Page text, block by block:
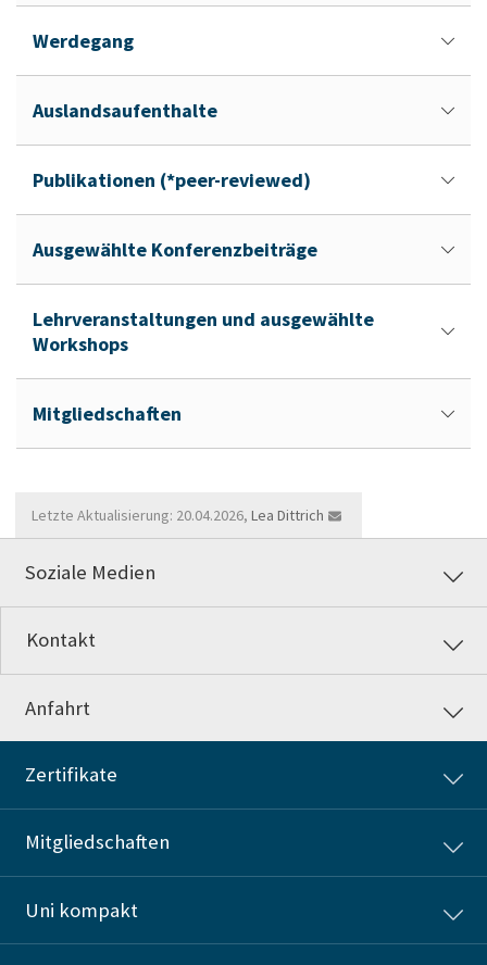
Werdegang
Auslandsaufenthalte
Publikationen (*peer-reviewed)
Ausgewählte Konferenzbeiträge
Lehrveranstaltungen und ausgewählte
Workshops
Mitgliedschaften
Letzte Aktualisierung: 20.04.2026, Lea Dittrich
Soziale Medien
Kontakt
Anfahrt
Zertifikate
Mitgliedschaften
Uni kompakt